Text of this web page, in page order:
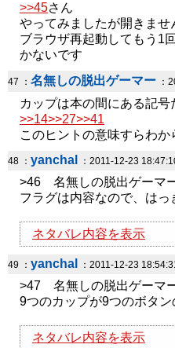
>>45さん
やってみましたが開きませ
ブラウザ再起動してもう1
かないです
47 ： 名無しの脱出ゲーマー ：
カップは本の間にある記号
>>14>>27>>41
このヒントの意味すらわか
48 ： yanchal ：2011-12-23
>46 名無しの脱出ゲーマ
フラグは内容なので、は
ネタバレ内容を表示
49 ： yanchal ：2011-12-23
>47 名無しの脱出ゲーマ
9つのカップが9つのボタン
ネタバレ内容を表示